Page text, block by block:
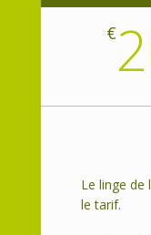
€
Le linge de
le tarif.